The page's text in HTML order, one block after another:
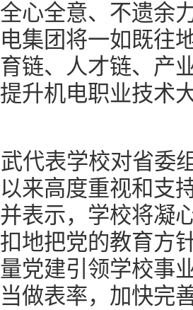
心全意、不遗余
集团将一如既往
链、人才链、产
升机电职业技术
表学校对省委
来高度重视和支
表示，学校将凝
地把党的教育方
党建引领学校事
做表率，加快完